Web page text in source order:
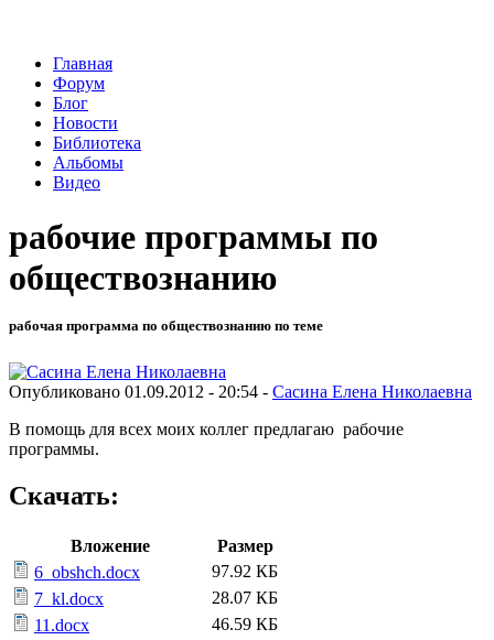
Главная
Форум
Блог
Новости
Библиотека
Альбомы
Видео
рабочие программы по
обществознанию
рабочая программа по обществознанию по теме
Опубликовано 01.09.2012 - 20:54 - Сасина Елена Николаевна
В помощь для всех моих коллег предлагаю рабочие
программы.
Скачать:
Вложение
Размер
6_obshch.docx
97.92 КБ
7_kl.docx
28.07 КБ
11.docx
46.59 КБ